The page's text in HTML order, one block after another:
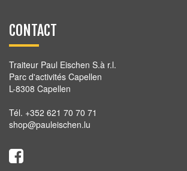
CONTACT
Traiteur Paul Eischen S.à r.l.
Parc d'activités Capellen
L-8308 Capellen
Tél. +352 621 70 70 71
shop@pauleischen.lu